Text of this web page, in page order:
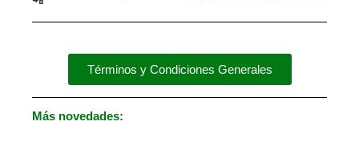
Términos y Condiciones Generales
Más novedades: